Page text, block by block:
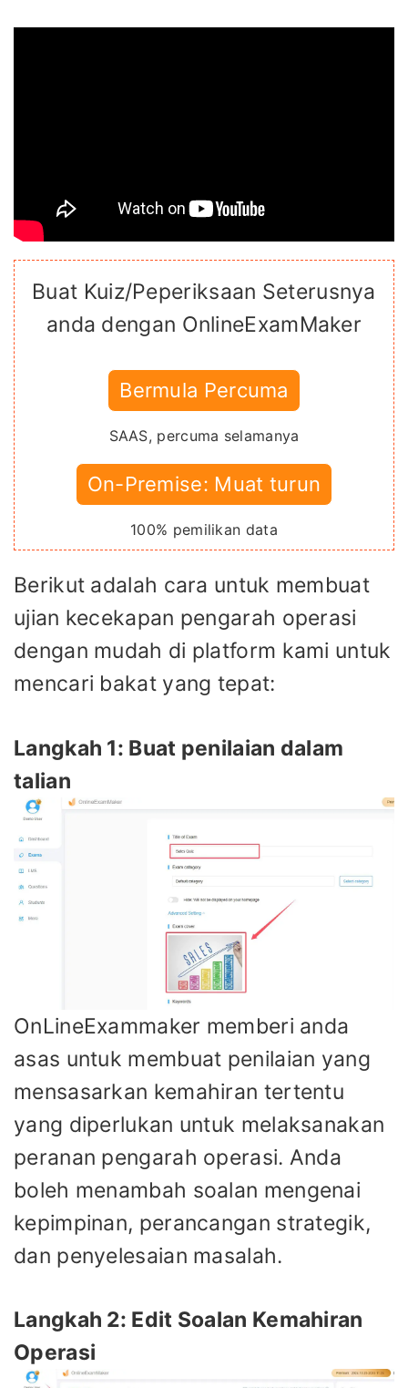
Buat Kuiz/Peperiksaan Seterusnya
anda dengan OnlineExamMaker
Bermula Percuma
SAAS, percuma selamanya
On-Premise: Muat turun
100% pemilikan data
Berikut adalah cara untuk membuat
ujian kecekapan pengarah operasi
dengan mudah di platform kami untuk
mencari bakat yang tepat:
Langkah 1: Buat penilaian dalam
talian
OnLineExammaker memberi anda
asas untuk membuat penilaian yang
mensasarkan kemahiran tertentu
yang diperlukan untuk melaksanakan
peranan pengarah operasi. Anda
boleh menambah soalan mengenai
kepimpinan, perancangan strategik,
dan penyelesaian masalah.
Langkah 2: Edit Soalan Kemahiran
Operasi